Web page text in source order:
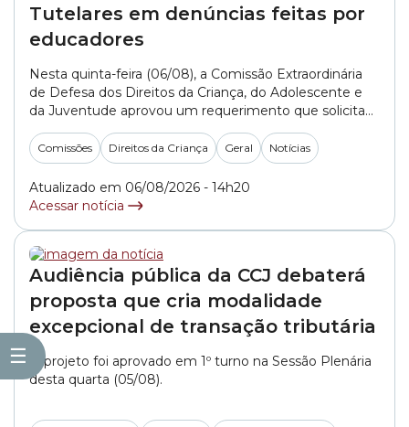
☰
Tutelares em denúncias feitas por
educadores
Nesta quinta-feira (06/08), a Comissão Extraordinária
de Defesa dos Direitos da Criança, do Adolescente e
da Juventude aprovou um requerimento que solicita
informações aos Conselhos Tutelares da cidade de São
Paulo sobre como são realizados os atendimentos e
os encaminhamentos de denúncias feitas por
profissionais da educação. O documento, apresentado
Comissões Direitos da Criança Geral Notícias
Atualizado em 06/08/2026 - 14h20
Acessar notícia
Audiência pública da CCJ debaterá
proposta que cria modalidade
excepcional de transação tributária
O projeto foi aprovado em 1º turno na Sessão Plenária
desta quarta (05/08).